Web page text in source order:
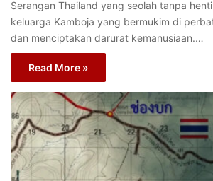
Serangan Thailand yang seolah tanpa
keluarga Kamboja yang bermukim di
dan menciptakan darurat kemanusiaan.…
Read More »